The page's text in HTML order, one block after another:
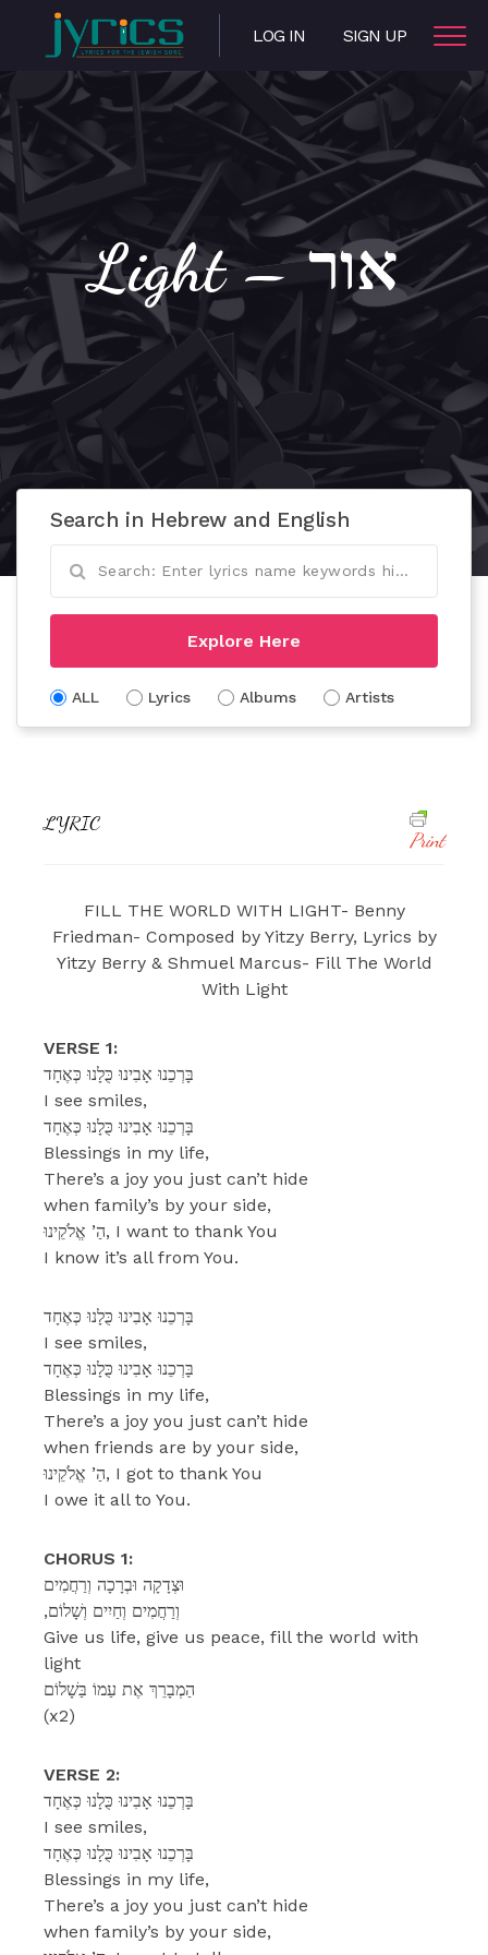
LOG IN SIGN UP
Light – אור
Search in Hebrew and English
Explore Here
ALL Lyrics Albums Artists
LYRIC
Print
FILL THE WORLD WITH LIGHT- Benny
Friedman- Composed by Yitzy Berry, Lyrics by
Yitzy Berry & Shmuel Marcus- Fill The World
With Light
VERSE 1:
בָּרְכֵנוּ אָבִינוּ כֻּלָנוּ כְּאֶחָד
I see smiles,
בָּרְכֵנוּ אָבִינוּ כֻּלָנוּ כְּאֶחָד
Blessings in my life,
There’s a joy you just can’t hide
when family’s by your side,
הַ’ אֱלֹקֵינוּ, I want to thank You
I know it’s all from You.
בָּרְכֵנוּ אָבִינוּ כֻּלָנוּ כְּאֶחָד
I see smiles,
בָּרְכֵנוּ אָבִינוּ כֻּלָנוּ כְּאֶחָד
Blessings in my life,
There’s a joy you just can’t hide
when friends are by your side,
הַ’ אֱלֹקֵינוּ, I got to thank You
I owe it all to You.
CHORUS 1:
וּצְדָקָה וּבְרָכָה וְרַחֲמִים
,וְרַחֲמִים וְחַיִים וְשָׁלוֹם
Give us life, give us peace, fill the world with
light
הַמְבָרֵךְ אֶת עַמוֹ בַּשָׁלוֹם
(x2)
VERSE 2:
בָּרְכֵנוּ אָבִינוּ כֻּלָנוּ כְּאֶחָד
I see smiles,
בָּרְכֵנוּ אָבִינוּ כֻּלָנוּ כְּאֶחָד
Blessings in my life,
There’s a joy you just can’t hide
when family’s by your side,